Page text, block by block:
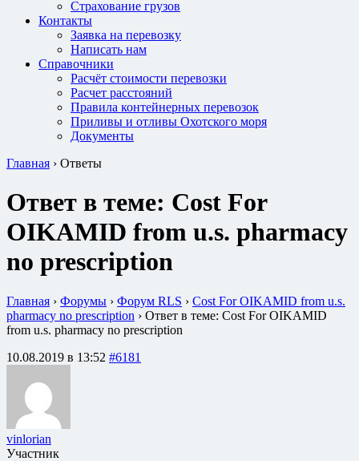
Страхование грузов
Контакты
Заявка на перевозку
Написать нам
Справочники
Расчёт стоимости перевозки
Расчет расстояний
Правила контейнерных перевозок
Приливы и отливы Охотского моря
Документы
Главная › Ответы
Ответ в теме: Cost For
OIKAMID from u.s. pharmacy
no prescription
Главная › Форумы › Форум RLS › Cost For OIKAMID from u.s.
pharmacy no prescription › Ответ в теме: Cost For OIKAMID
from u.s. pharmacy no prescription
10.08.2019 в 13:52 #6181
vinlorian
Участник